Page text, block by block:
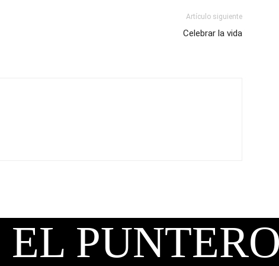
Artículo siguiente
Celebrar la vida
EL